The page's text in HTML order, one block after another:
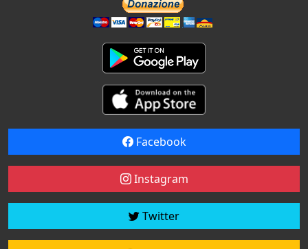
Facebook
Instagram
Twitter